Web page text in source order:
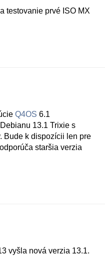
testovanie prvé ISO MX
Q4OS 6.1
13.1 Trixie s
Bude k dispozícii len pre
staršia verzia
vyšla nová verzia 13.1.